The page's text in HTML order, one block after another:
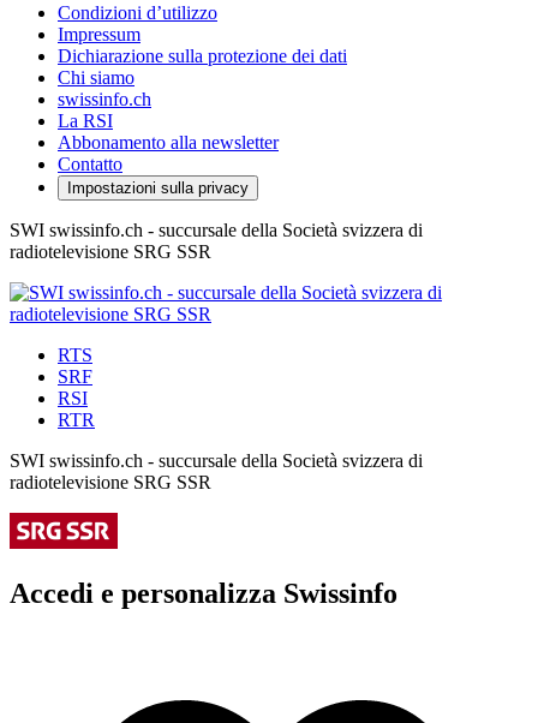
Condizioni d’utilizzo
Impressum
Dichiarazione sulla protezione dei dati
Chi siamo
swissinfo.ch
La RSI
Abbonamento alla newsletter
Contatto
Impostazioni sulla privacy
SWI swissinfo.ch - succursale della Società svizzera di
radiotelevisione SRG SSR
RTS
SRF
RSI
RTR
SWI swissinfo.ch - succursale della Società svizzera di
radiotelevisione SRG SSR
Accedi e personalizza Swissinfo